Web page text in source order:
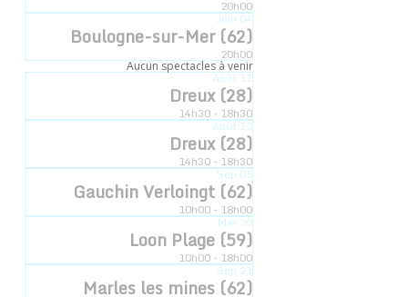
20h00
Juin04
Boulogne-sur-Mer (62)
20h00
Aucun spectacles à venir
Août11
Dreux (28)
14h30 - 18h30
Août12
Dreux (28)
14h30 - 18h30
Sep05
Gauchin Verloingt (62)
10h00 - 18h00
Mar20
Loon Plage (59)
10h00 - 18h00
Sep21
Marles les mines (62)
LIEU
© 2022 - Compagnie Hyperbole à Trois Poils